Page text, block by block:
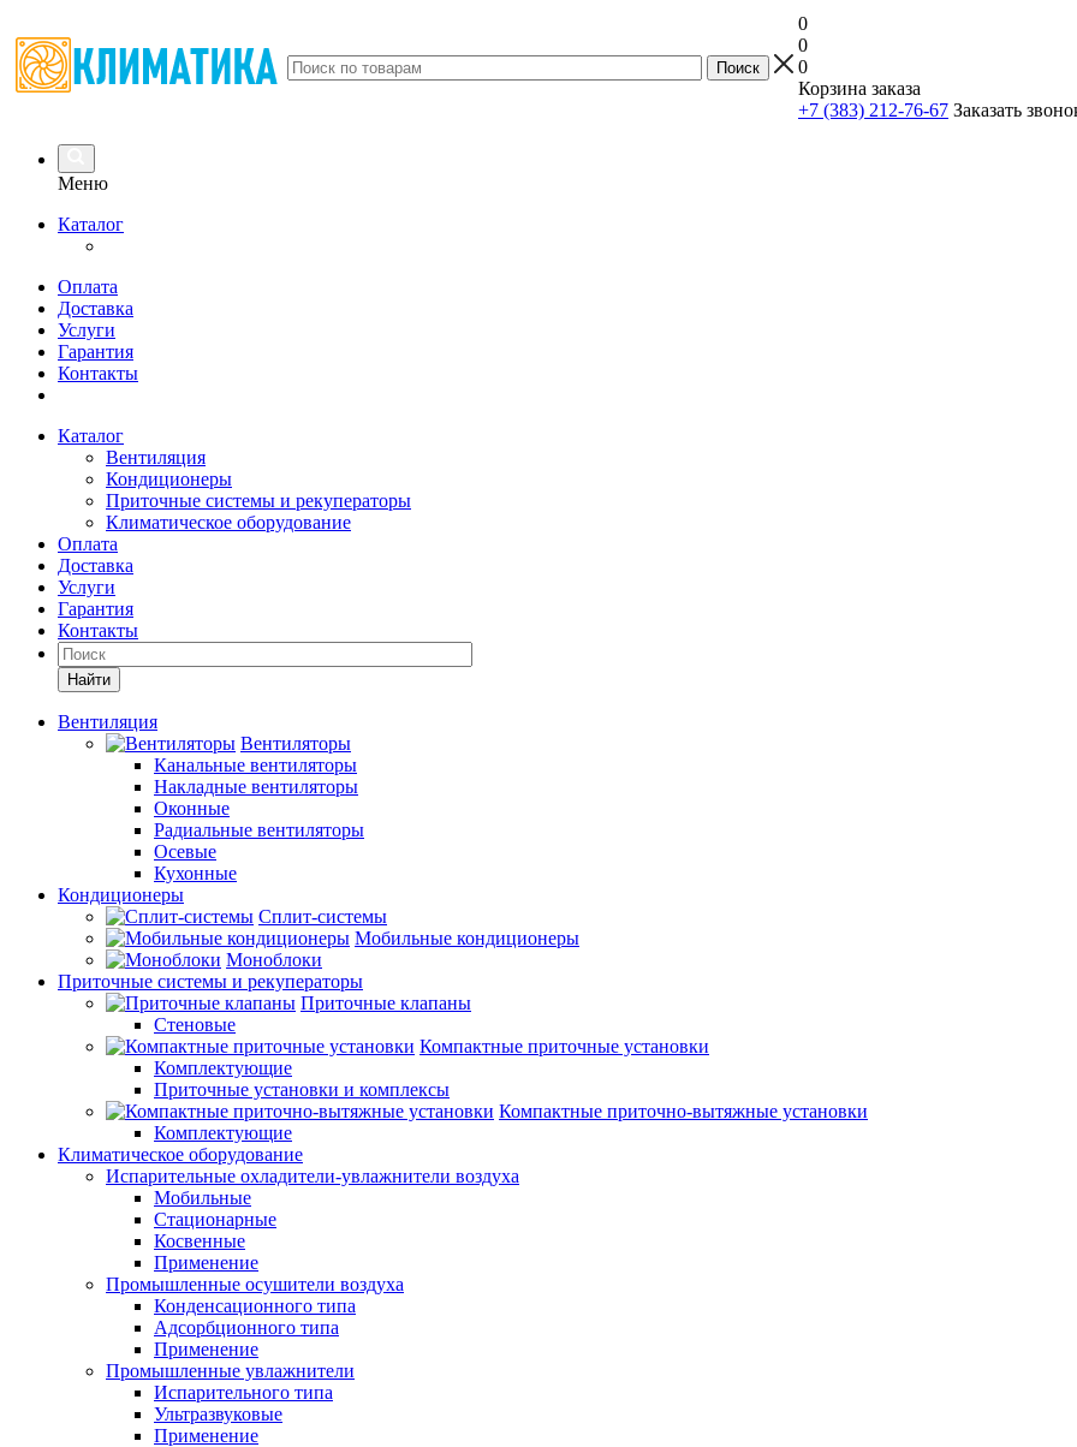
0
0
0
Корзина заказа
+7 (383) 212-76-67 Заказать
Меню
Каталог
Оплата
Доставка
Услуги
Гарантия
Контакты
Каталог
Вентиляция
Кондиционеры
Приточные системы и рекуператоры
Климатическое оборудование
Оплата
Доставка
Услуги
Гарантия
Контакты
Найти
Вентиляция
Вентиляторы
Канальные вентиляторы
Накладные вентиляторы
Оконные
Радиальные вентиляторы
Осевые
Кухонные
Кондиционеры
Сплит-системы
Мобильные кондиционеры
Моноблоки
Приточные системы и рекуператоры
Приточные клапаны
Стеновые
Компактные приточные установки
Комплектующие
Приточные установки и комплексы
Компактные приточно-вытяжные установки
Комплектующие
Климатическое оборудование
Испарительные охладители-увлажнители воздуха
Мобильные
Стационарные
Косвенные
Применение
Промышленные осушители воздуха
Конденсационного типа
Адсорбционного типа
Применение
Промышленные увлажнители
Испарительного типа
Ультразвуковые
Применение